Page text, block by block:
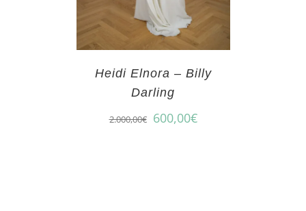
Heidi Elnora – Billy
Darling
2.000,00€ 600,00€